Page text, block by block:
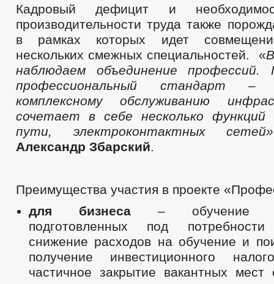
Кадровый дефицит и
производительности труда также
в рамках которых идет
нескольких смежных специальностей. «
наблюдаем объединение профессий.
профессиональный стандарт
комплексному обслуживанию
сочетает в себе несколько функций
пути, электроконтактных сетей»
Александр Збарский.
Преимущества участия в проекте
для бизнеса – обучение
подготовленных под потребности
снижение расходов на обучение и
получение инвестиционного
частичное закрытие вакантных мест